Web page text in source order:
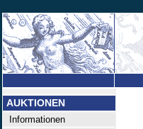
AUKTIONEN
Informationen